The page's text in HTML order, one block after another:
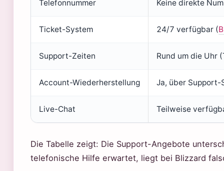
Telefonnummer Keine direkte
Ticket-System 24/7 verfügbar (
Support-Zeiten Rund um die Uhr
Account-Wiederherstellung Ja, über Support-
Live-Chat Teilweise
Die Tabelle zeigt: Die Support-Angebote
telefonische Hilfe erwartet, liegt bei Blizzard